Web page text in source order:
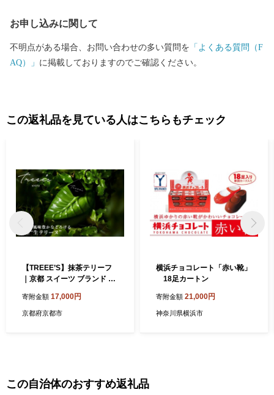
お申し込みに関して
不明点がある場合、お問い合わせの多い質問を 「よくある質問（F
AQ）」 に掲載しておりますのでご確認ください。
この返礼品を見ている人はこちらもチェック
【TREEE’S】抹茶テリーフ
｜京都 スイーツ ブランド 人
ーヌ リーフ型チョコテリー
ヌ ワインソムリエが作るチ
寄附金額 17,000円
京都府京都市
横浜チョコレート「赤い靴」
18足カートン
寄附金額 21,000円
神奈川県横浜市
この自治体のおすすめ返礼品